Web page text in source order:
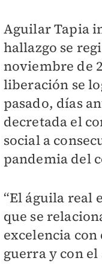
Aguilar Tapia
hallazgo se
noviembre de
liberación se
pasado, días
decretada el
social a
pandemia del
“El águila real
que se
excelencia
guerra y con